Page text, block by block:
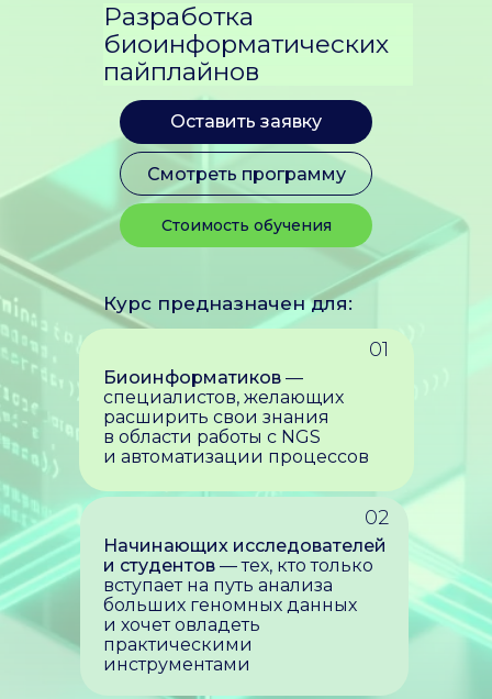
Разработка
биоинформатических
пайплайнов
Курс предназначен для:
02
Начинающих исследователей
и студентов — тех, кто только
вступает на путь анализа
больших геномных данных
и хочет овладеть
практическими
инструментами
Оставить заявку
Смотреть программу
01
Стоимость обучения
Биоинформатиков —
специалистов, желающих
расширить свои знания
в области работы с NGS
и автоматизации процессов